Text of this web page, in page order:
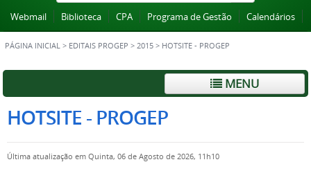
Webmail Biblioteca CPA Programa de Gestão Calendários
PÁGINA INICIAL > EDITAIS PROGEP > 2015 > HOTSITE - PROGEP
MENU
HOTSITE - PROGEP
Última atualização em Quinta, 06 de Agosto de 2026, 11h10